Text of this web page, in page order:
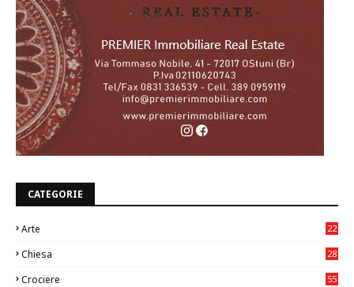
CATEGORIE
Arte
22
Chiesa
28
Crociere 55